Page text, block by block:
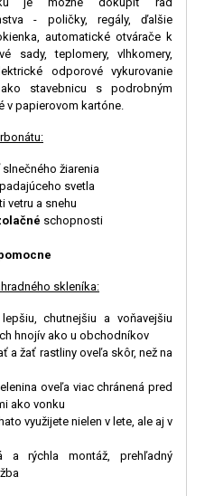
- poličky, regály, ďalšie
automatické otvárače k
sady, teplomery, vlhkomery,
odporové vykurovanie
stavebnicu s podrobným
v papierovom kartóne.
slnečného žiarenia
svetla
vetru a snehu
schopnosti
skleníka:
chutnejšiu a voňavejšiu
hnojív ako u obchodníkov
a žať rastliny oveľa skôr, než na
oveľa viac chránená pred
ako vonku
využijete nielen v lete, ale aj v
a rýchla montáž, prehľadný